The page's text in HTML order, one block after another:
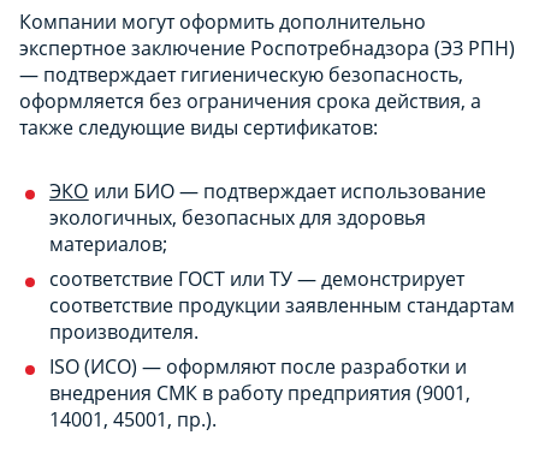
Компании могут оформить дополнительно
экспертное заключение Роспотребнадзора (ЭЗ РПН)
— подтверждает гигиеническую безопасность,
оформляется без ограничения срока действия, а
также следующие виды сертификатов:
ЭКО или БИО — подтверждает использование
экологичных, безопасных для здоровья
материалов;
соответствие ГОСТ или ТУ — демонстрирует
соответствие продукции заявленным стандартам
производителя.
ISO (ИСО) — оформляют после разработки и
внедрения СМК в работу предприятия (9001,
14001, 45001, пр.).